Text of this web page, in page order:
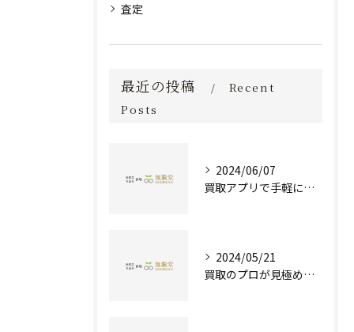
査定
最近の投稿
Recent
Posts
2024/06/07
買取アプリで手軽に現金化！あなたの不要品が宝物に変わる方法とは？
2024/05/21
買取のプロが見極める！骨董品の価値と査定とは？